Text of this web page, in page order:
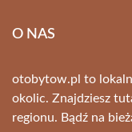
O NAS
otobytow.pl to
okolic. Znajdziesz
regionu. Bądź na